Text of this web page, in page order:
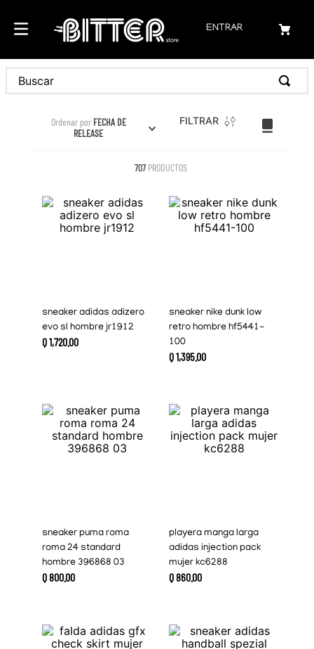
ENTRAR
Ordenar por FECHA DE
RELEASE
FILTRAR
707 PRODUCTOS
sneaker adidas adizero
evo sl hombre jr1912
Q1,720.00
sneaker nike dunk low
retro hombre hf5441-
100
Q1,395.00
sneaker puma roma
roma 24 standard
hombre 396868 03
Q800.00
playera manga larga
adidas injection pack
mujer kc6288
Q860.00